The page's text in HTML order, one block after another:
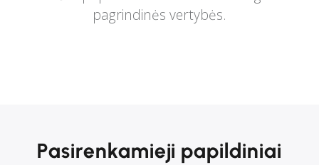
pagrindinės vertybės.
Pasirenkamieji papildiniai